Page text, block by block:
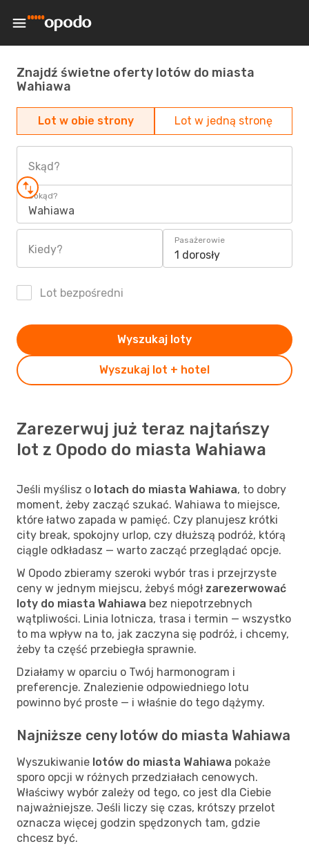
Znajdź świetne oferty lotów do miasta
Wahiawa
Lot w obie strony Lot w jedną stronę
Skąd?
Dokąd?
Wahiawa
Kiedy?
Pasażerowie
1 dorosły
Lot bezpośredni
Wyszukaj lot + hotel
Wyszukaj loty
Zarezerwuj już teraz najtańszy
lot z Opodo do miasta Wahiawa
Jeśli myślisz o lotach do miasta Wahiawa, to dobry
moment, żeby zacząć szukać. Wahiawa to miejsce,
które łatwo zapada w pamięć. Czy planujesz krótki
city break, spokojny urlop, czy dłuższą podróż, którą
ciągle odkładasz — warto zacząć przeglądać opcje.
W Opodo zbieramy szeroki wybór tras i przejrzyste
ceny w jednym miejscu, żebyś mógł zarezerwować
loty do miasta Wahiawa bez niepotrzebnych
wątpliwości. Linia lotnicza, trasa i termin — wszystko
to ma wpływ na to, jak zaczyna się podróż, i chcemy,
żeby ta część przebiegła sprawnie.
Działamy w oparciu o Twój harmonogram i
preferencje. Znalezienie odpowiedniego lotu
powinno być proste — i właśnie do tego dążymy.
Najniższe ceny lotów do miasta Wahiawa
Wyszukiwanie lotów do miasta Wahiawa pokaże
sporo opcji w różnych przedziałach cenowych.
Właściwy wybór zależy od tego, co jest dla Ciebie
najważniejsze. Jeśli liczy się czas, krótszy przelot
oznacza więcej godzin spędzonych tam, gdzie
chcesz być.